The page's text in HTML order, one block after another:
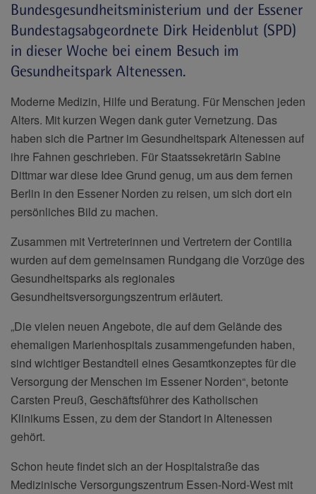
Bundesgesundheitsministerium und der Essener
Bundestagsabgeordnete Dirk Heidenblut (SPD)
in dieser Woche bei einem Besuch im
Gesundheitspark Altenessen.
Moderne Medizin, Hilfe und Beratung. Für Menschen jeden
Alters. Mit kurzen Wegen dank guter Vernetzung. Das
haben sich die Partner im Gesundheitspark Altenessen auf
ihre Fahnen geschrieben. Für Staatssekretärin Sabine
Dittmar war diese Idee Grund genug, um aus dem fernen
Berlin in den Essener Norden zu reisen, um sich dort ein
persönliches Bild zu machen.
Zusammen mit Vertreterinnen und Vertretern der Contilia
wurden auf dem gemeinsamen Rundgang die Vorzüge des
Gesundheitsparks als regionales
Gesundheitsversorgungszentrum erläutert.
„Die vielen neuen Angebote, die auf dem Gelände des
ehemaligen Marienhospitals zusammengefunden haben,
sind wichtiger Bestandteil eines Gesamtkonzeptes für die
Versorgung der Menschen im Essener Norden“, betonte
Carsten Preuß, Geschäftsführer des Katholischen
Klinikums Essen, zu dem der Standort in Altenessen
gehört.
Schon heute findet sich an der Hospitalstraße das
Medizinische Versorgungszentrum Essen-Nord-West mit